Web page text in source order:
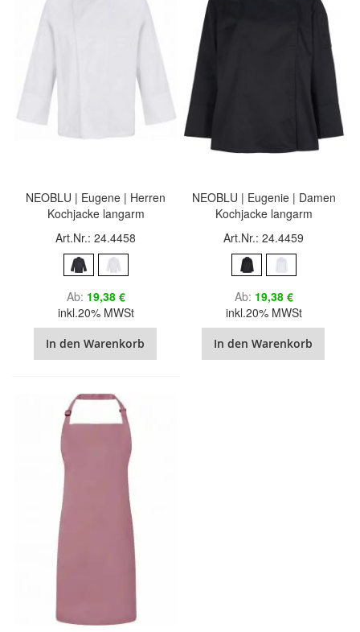
NEOBLU | Eugene | Herren
Kochjacke langarm
Art.Nr.: 24.4458
Ab 19,38 €
inkl.20% MWSt
In den Warenkorb
NEOBLU | Eugenie | Damen
Kochjacke langarm
Art.Nr.: 24.4459
Ab 19,38 €
inkl.20% MWSt
In den Warenkorb